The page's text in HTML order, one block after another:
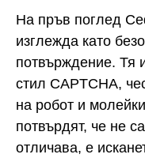
На пръв поглед
изглежда като
потвърждение. Тя
стил CAPTCHA,
на робот и
потвърдят, че не
отличава, е